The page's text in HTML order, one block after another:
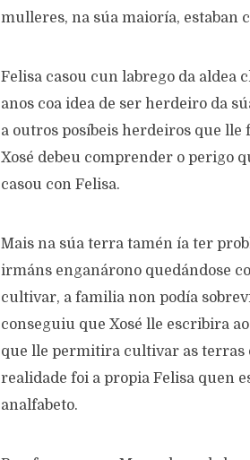
mulleres, na súa maioría, estaban
Felisa casou cun labrego da aldea
anos coa idea de ser herdeiro da
a outros posíbeis herdeiros que lle
Xosé debeu comprender o perigo
casou con Felisa.
Mais na súa terra tamén ía ter
irmáns enganárono quedándose
cultivar, a familia non podía
conseguiu que Xosé lle escribira
que lle permitira cultivar as terras
realidade foi a propia Felisa quen
analfabeto.